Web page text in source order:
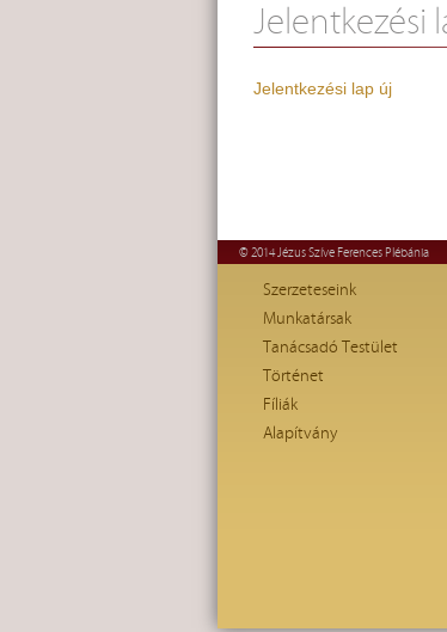
Jelentkezési
Jelentkezési lap új
© 2014 Jézus Szíve Ferences Plébánia
Szerzeteseink
Munkatársak
Tanácsadó Testület
Történet
Fíliák
Alapítvány